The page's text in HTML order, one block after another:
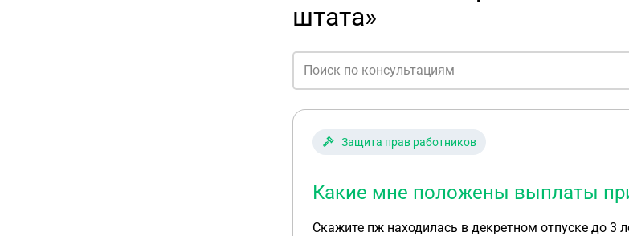
штата»
Защита прав работников
Какие мне положены выплаты
Скажите пж находилась в декретном отпуске до 3